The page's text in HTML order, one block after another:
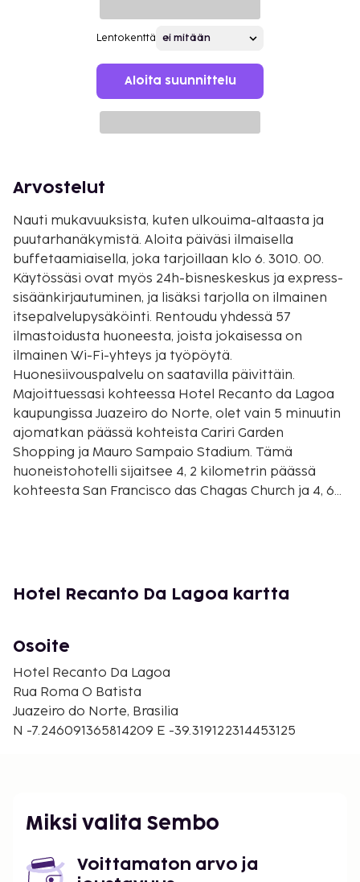
Lentokenttä
Aloita suunnittelu
Arvostelut
Nauti mukavuuksista, kuten ulkouima-altaasta ja
puutarhanäkymistä. Aloita päiväsi ilmaisella
buffetaamiaisella, joka tarjoillaan klo 6. 3010. 00.
Käytössäsi ovat myös 24h-bisneskeskus ja express-
sisäänkirjautuminen, ja lisäksi tarjolla on ilmainen
itsepalvelupysäköinti. Rentoudu yhdessä 57
ilmastoidusta huoneesta, joista jokaisessa on
ilmainen Wi-Fi-yhteys ja työpöytä.
Huonesiivouspalvelu on saatavilla päivittäin.
Majoittuessasi kohteessa Hotel Recanto da Lagoa
kaupungissa Juazeiro do Norte, olet vain 5 minuutin
ajomatkan päässä kohteista Cariri Garden
Shopping ja Mauro Sampaio Stadium. Tämä
huoneistohotelli sijaitsee 4, 2 kilometrin päässä
kohteesta San Francisco das Chagas Church ja 4, 6
Norte (JDO-Cariri Regional), joka sijaitsee 8, 3
Hotel Recanto Da Lagoa kartta
Osoite
Hotel Recanto Da Lagoa
Rua Roma O Batista
Juazeiro do Norte, Brasilia
N -7.246091365814209 E -39.319122314453125
Miksi valita Sembo
Voittamaton arvo ja